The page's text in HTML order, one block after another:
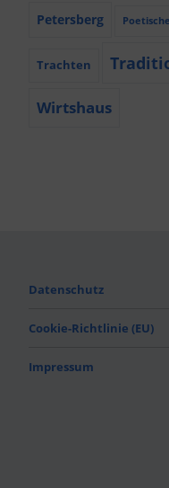
Petersberg
Trachten
Wirtshaus
Datenschutz
Cookie-Richtlinie (EU)
Impressum